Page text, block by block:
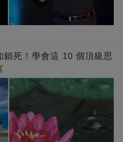
鎖死！學會這 10 個頂級思